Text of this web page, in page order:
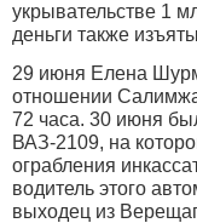
укрывательстве 1
деньги также
29 июня Елена
отношении
72 часа. 30 июня
ВАЗ-2109, на
ограбления
водитель этого
выходец из